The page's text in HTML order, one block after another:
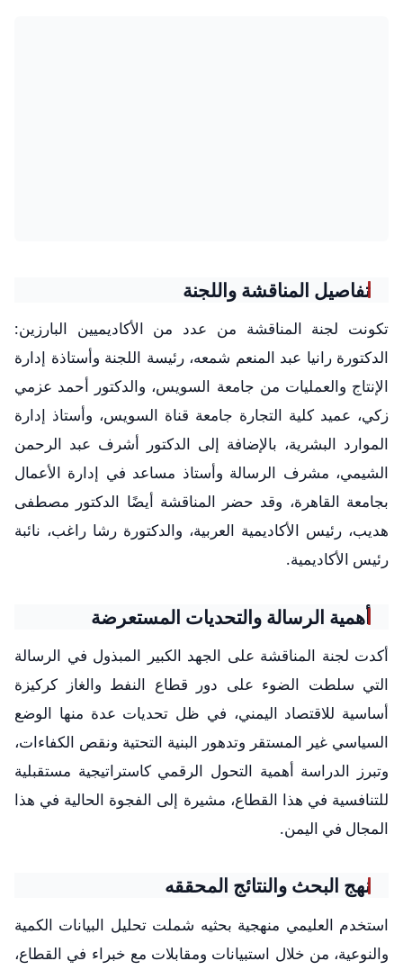
تفاصيل المناقشة واللجنة
تكونت لجنة المناقشة من عدد من الأكاديميين البارزين:
الدكتورة رانيا عبد المنعم شمعه، رئيسة اللجنة وأستاذة إدارة
الإنتاج والعمليات من جامعة السويس، والدكتور أحمد عزمي
زكي، عميد كلية التجارة جامعة قناة السويس، وأستاذ إدارة
الموارد البشرية، بالإضافة إلى الدكتور أشرف عبد الرحمن
الشيمي، مشرف الرسالة وأستاذ مساعد في إدارة الأعمال
بجامعة القاهرة، وقد حضر المناقشة أيضًا الدكتور مصطفى
هديب، رئيس الأكاديمية العربية، والدكتورة رشا راغب، نائبة
رئيس الأكاديمية.
أهمية الرسالة والتحديات المستعرضة
أكدت لجنة المناقشة على الجهد الكبير المبذول في الرسالة
التي سلطت الضوء على دور قطاع النفط والغاز كركيزة
أساسية للاقتصاد اليمني، في ظل تحديات عدة منها الوضع
السياسي غير المستقر وتدهور البنية التحتية ونقص الكفاءات،
وتبرز الدراسة أهمية التحول الرقمي كاستراتيجية مستقبلية
للتنافسية في هذا القطاع، مشيرة إلى الفجوة الحالية في هذا
المجال في اليمن.
نهج البحث والنتائج المحققه
استخدم العليمي منهجية بحثيه شملت تحليل البيانات الكمية
والنوعية، من خلال استبيانات ومقابلات مع خبراء في القطاع،